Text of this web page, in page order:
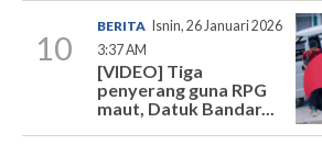
10
BERITA
Isnin, 26 Januari 2026
3:37 AM
[VIDEO] Tiga
penyerang guna RPG
maut, Datuk Bandar...